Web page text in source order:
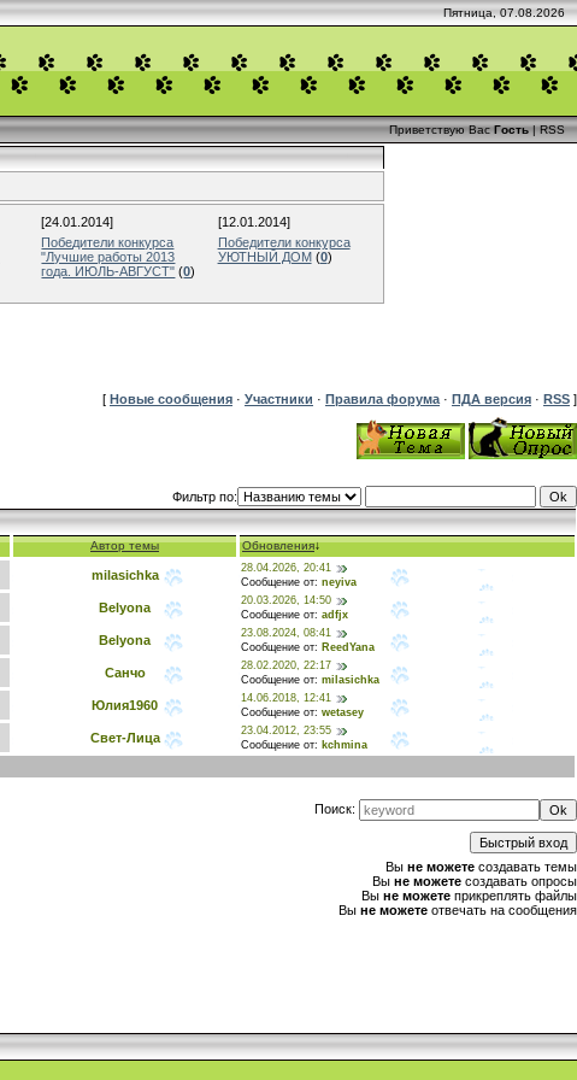
Пятница, 07.08.2026
Приветствую Вас Гость|RSS
[24.01.2014]
Победители конкурса
"Лучшие работы 2013
года. ИЮЛЬ-АВГУСТ" (0)
[12.01.2014]
Победители конкурса
УЮТНЫЙ ДОМ (0)
[ Новые сообщения · Участники · Правила форума · ПДА версия · RSS ]
Фильтр по:
Автор темы Обновления↓
milasichka
28.04.2026, 20:41
Сообщение от: neyiva
Belyona
20.03.2026, 14:50
Сообщение от: adfjx
Belyona
23.08.2024, 08:41
Сообщение от: ReedYana
Санчо
28.02.2020, 22:17
Сообщение от: milasichka
Юлия1960
14.06.2018, 12:41
Сообщение от: wetasey
Свет-Лица
23.04.2012, 23:55
Сообщение от: kchmina
Поиск:
Вы не можете создавать темы
Вы не можете создавать опросы
Вы не можете прикреплять файлы
Вы не можете отвечать на сообщения